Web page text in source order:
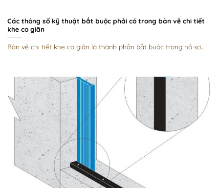
Các thông số kỹ thuật bắt buộc phải có trong bản vẽ chi tiết
khe co giãn
Bản vẽ chi tiết khe co giãn là thành phần bắt buộc trong hồ sơ...